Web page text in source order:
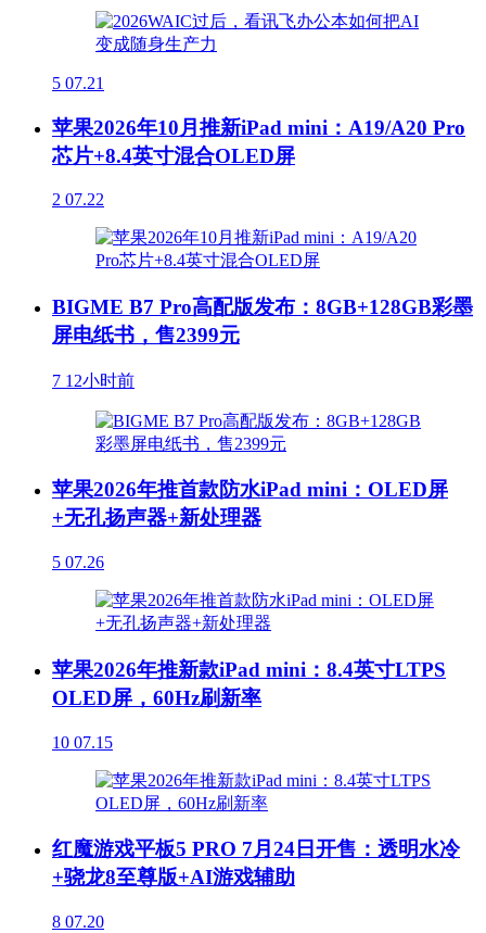
5 07.21
苹果2026年10月推新iPad mini：A19/A20 Pro
芯片+8.4英寸混合OLED屏
2 07.22
BIGME B7 Pro高配版发布：8GB+128GB彩墨
屏电纸书，售2399元
7 12小时前
苹果2026年推首款防水iPad mini：OLED屏
+无孔扬声器+新处理器
5 07.26
苹果2026年推新款iPad mini：8.4英寸LTPS
OLED屏，60Hz刷新率
10 07.15
红魔游戏平板5 PRO 7月24日开售：透明水冷
+骁龙8至尊版+AI游戏辅助
8 07.20